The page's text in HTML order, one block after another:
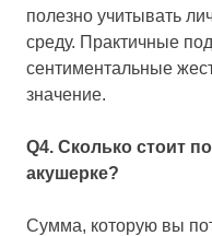
полезно учитывать
среду. Практичные
сентиментальные
значение.
Q4. Сколько стоит
акушерке?
Сумма, которую вы